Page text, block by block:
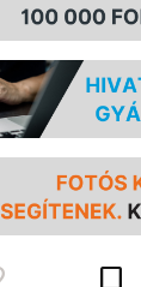
check_box_outline_blank